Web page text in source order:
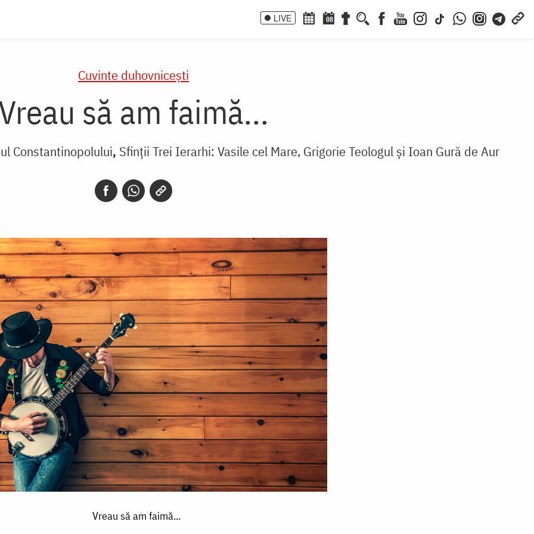
LIVE 08
Cuvinte duhovnicești
să am faimă...
Constantinopolului Sfinții Trei Ierarhi: Vasile cel Mare, Grigorie Teologul și Ioan Gură de Aur
Vreau să am faimă...